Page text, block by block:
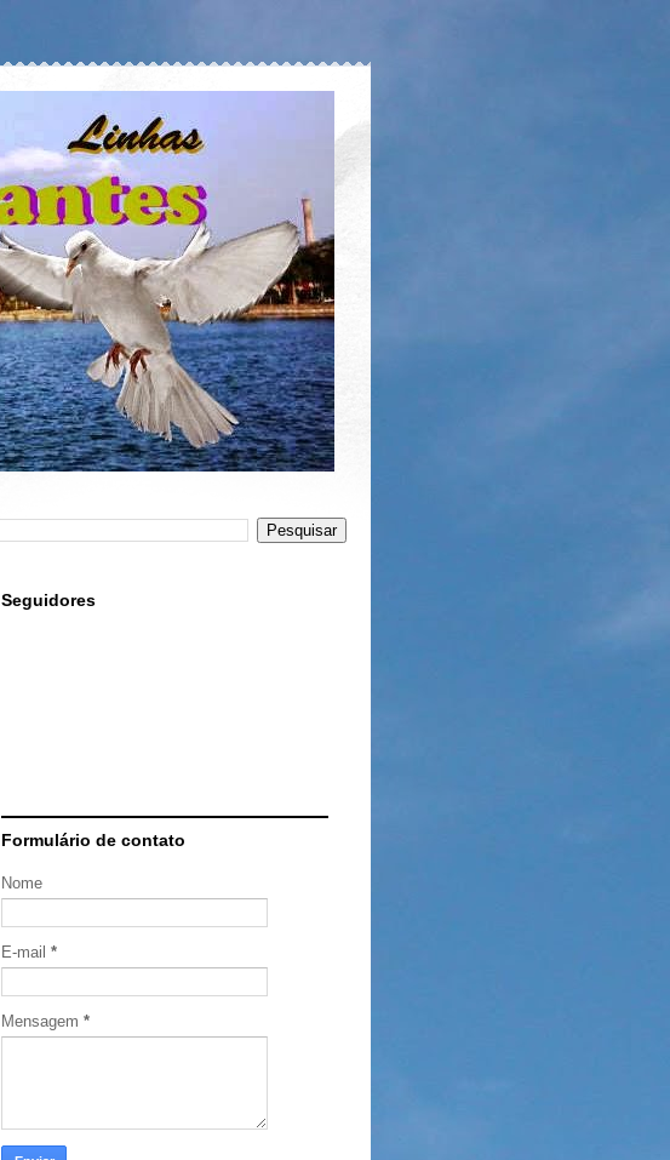
Seguidores
Formulário de contato
Nome
E-mail *
Mensagem *